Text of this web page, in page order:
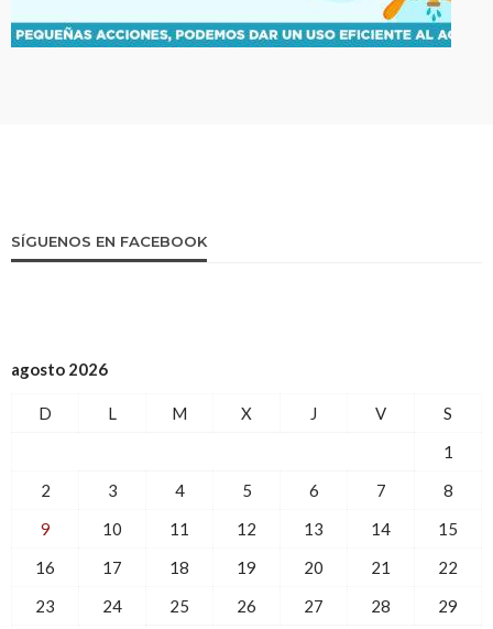
SÍGUENOS EN FACEBOOK
agosto 2026
D L M X J V
S
1
2
3 4 5 6 7
8
9
10 11 12 13 14
15
16
17 18 19 20 21
22
23
24 25 26 27 28
29